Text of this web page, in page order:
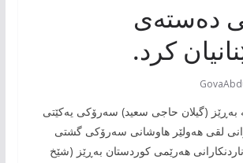
دەستەی
کرد.
(گیلان حاجی سعید) سەرۆکی یەکێتی
لقی ھەولێر ھاوشانی سەرۆکی گشتی
ھەرێمی کوردستان بەڕێز (شێخ